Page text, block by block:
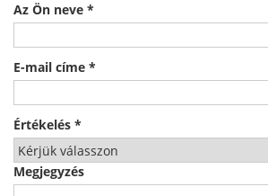
Az Ön neve *
E-mail címe *
Értékelés *
Megjegyzés